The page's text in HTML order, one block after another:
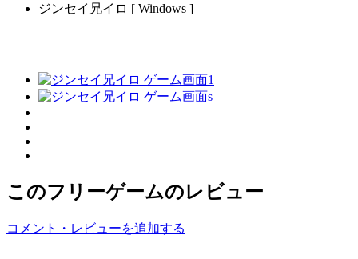
ジンセイ兄イロ [ Windows ]
このフリーゲームのレビュー
コメント・レビューを追加する